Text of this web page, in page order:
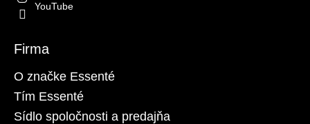
YouTube
Firma
O značke Essenté
Tím Essenté
Sídlo spoločnosti a predajňa